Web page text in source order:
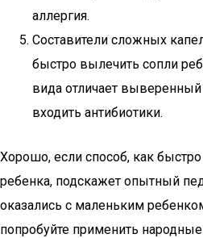
аллергия.
Составители сложных
быстро вылечить сопли
вида отличает
входить антибиотики.
Хорошо, если способ, как быстро
ребенка, подскажет опытный
оказались с маленьким
попробуйте применить